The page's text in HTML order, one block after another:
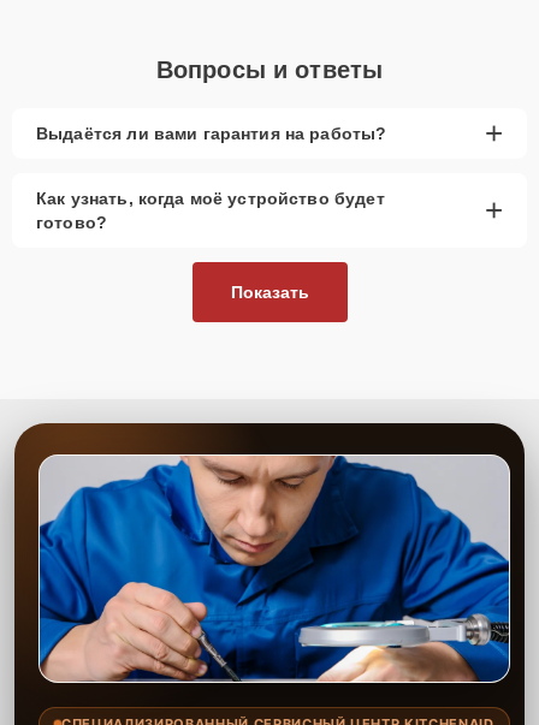
активное использование устройства дольше
запчастей.
рассмотреть вариант с использованием
качественного аналога брендовой детали.
высококачественные запчасти, будь это 100% оригинал, или
надежные аналоги проверенных и зарекомендовавших себя
Позвонить по телефону горячей линии или
запросить обратный звонок через Форму заявки
для быстрого уточнения деталей.
Привезти устройство в ближайший центр или
передать аппарат курьеру службы доставки,
дождаться результатов диагностики и принять
решение.
Дождаться оповещения о готовности и забрать
устройство самостоятельно или воспользоваться
курьерской доставкой.
Вопросы и ответы
Выдаётся ли вами гарантия на работы? +
Как узнать, когда моё устройство будет
готово?
+
Показать